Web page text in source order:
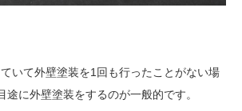
いて外壁塗装を1回も行ったことがない場
途に外壁塗装をするのが一般的です。